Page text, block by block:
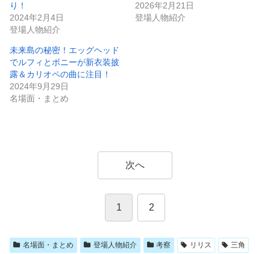
り！
2024年2月4日
登場人物紹介
2026年2月21日
登場人物紹介
未来島の秘密！エッグヘッド
でルフィとボニーが新衣装披
露＆カリオペの曲に注目！
2024年9月29日
名場面・まとめ
次へ
1 2
名場面・まとめ 登場人物紹介 考察 リリス 三角